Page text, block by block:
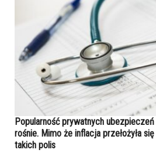
Popularność prywatnych
rośnie. Mimo że inflacja przełożyła
takich polis